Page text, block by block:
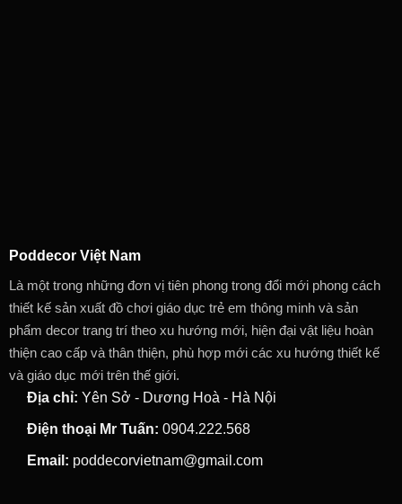
Poddecor Việt Nam
Là một trong những đơn vị tiên phong trong đổi mới phong cách
thiết kế sản xuất đồ chơi giáo dục trẻ em thông minh và sản
phẩm decor trang trí theo xu hướng mới, hiện đại vật liệu hoàn
thiện cao cấp và thân thiện, phù hợp mới các xu hướng thiết kế
và giáo dục mới trên thế giới.
Địa chỉ: Yên Sở - Dương Hoà - Hà Nội
Điện thoại Mr Tuấn: 0904.222.568
Email: poddecorvietnam@gmail.com